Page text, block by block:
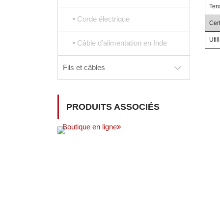
Corde électrique
Câble d’alimentation en Inde
Fils et câbles
PRODUITS ASSOCIÉS
Boutique en ligne